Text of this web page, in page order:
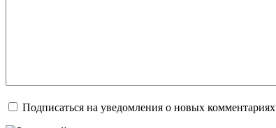
Подписаться на уведомления о новых комментариях